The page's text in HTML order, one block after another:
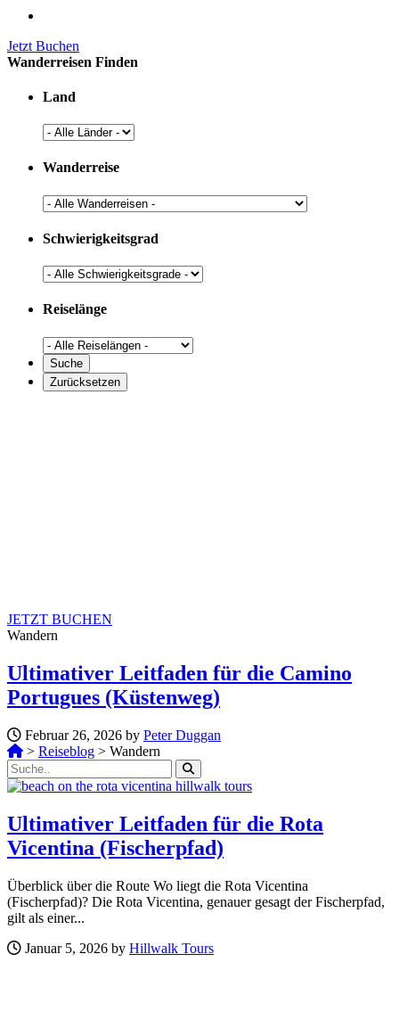
Jetzt Buchen
Wanderreisen Finden
Land
Wanderreise
Schwierigkeitsgrad
Reiselänge
JETZT BUCHEN
Wandern
Ultimativer Leitfaden für die Camino
Portugues (Küstenweg)
Februar 26, 2026 by Peter Duggan
> Reiseblog > Wandern
Ultimativer Leitfaden für die Rota
Vicentina (Fischerpfad)
Überblick über die Route Wo liegt die Rota Vicentina
(Fischerpfad)? Die Rota Vicentina, genauer gesagt der Fischerpfad,
gilt als einer...
Januar 5, 2026 by Hillwalk Tours